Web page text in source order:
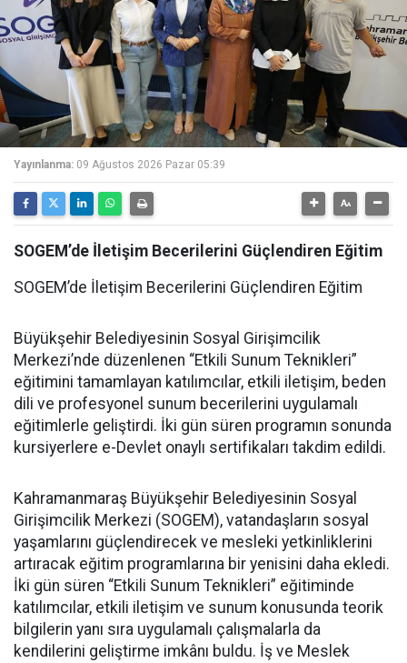
Yayınlanma: 09 Ağustos 2026 Pazar 05:39
SOGEM’de İletişim Becerilerini Güçlendiren Eğitim
SOGEM’de İletişim Becerilerini Güçlendiren Eğitim
Büyükşehir Belediyesinin Sosyal Girişimcilik
Merkezi’nde düzenlenen “Etkili Sunum Teknikleri”
eğitimini tamamlayan katılımcılar, etkili iletişim, beden
dili ve profesyonel sunum becerilerini uygulamalı
eğitimlerle geliştirdi. İki gün süren programın sonunda
kursiyerlere e-Devlet onaylı sertifikaları takdim edildi.
Kahramanmaraş Büyükşehir Belediyesinin Sosyal
Girişimcilik Merkezi (SOGEM), vatandaşların sosyal
yaşamlarını güçlendirecek ve mesleki yetkinliklerini
artıracak eğitim programlarına bir yenisini daha ekledi.
İki gün süren “Etkili Sunum Teknikleri” eğitiminde
katılımcılar, etkili iletişim ve sunum konusunda teorik
bilgilerin yanı sıra uygulamalı çalışmalarla da
kendilerini geliştirme imkânı buldu. İş ve Meslek